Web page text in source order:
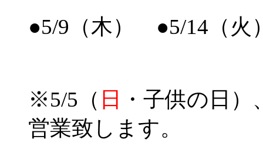
●5/9（木） ●5/14（
※5/5（ 日
・子供の日）
営業致します。